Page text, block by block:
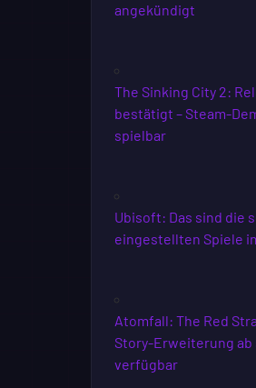
angekündigt
The Sinking City 2:
bestätigt – Steam-
spielbar
Ubisoft: Das sind die
eingestellten Spiele
Atomfall: The Red
Story-Erweiterung
verfügbar